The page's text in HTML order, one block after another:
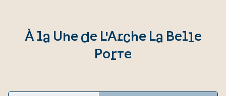
À la Une de L'Arche La Belle
Porte